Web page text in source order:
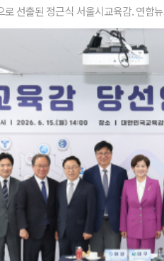
선출된 정근식 서울시교육감. 연합